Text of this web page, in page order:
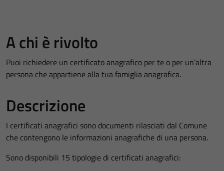
A chi è rivolto
Puoi richiedere un certificato anagrafico per te o per un’altra
persona che appartiene alla tua famiglia anagrafica.
Descrizione
I certificati anagrafici sono documenti rilasciati dal Comune
che contengono le informazioni anagrafiche di una persona.
Sono disponibili 15 tipologie di certificati anagrafici: